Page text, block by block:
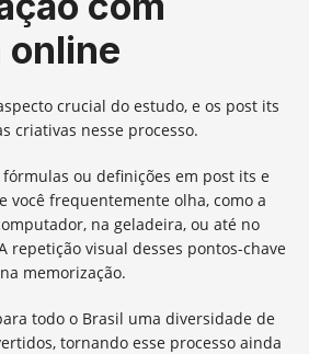
online
crucial do estudo, e os post its
criativas nesse processo.
fórmulas ou definições em post its e
você frequentemente olha, como a
na geladeira, ou até no
repetição visual desses pontos-chave
memorização.
todo o Brasil uma diversidade de
tornando esse processo ainda